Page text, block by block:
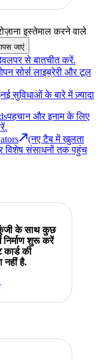
इस्तेमाल करने वाले
जाएं
से बातचीत करें.
सोर्स लाइब्रेरी और टूल
नई सुविधाओं के बारे में ज़्यादा
पहचान और इनाम के लिए
(नए टैब में खुलता
संसाधनों तक पहुंच
के साथ कुछ
शुरू करें
की
नहीं है.